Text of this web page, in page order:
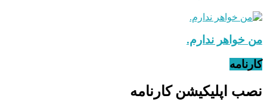
من خواهر ندارم.
کارنامه
نصب اپلیکیشن کارنامه